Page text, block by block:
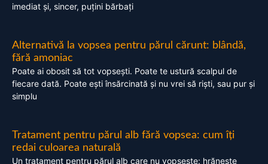
imediat și, sincer, puțini bărbați
Alternativă la vopsea pentru părul cărunt: blândă,
fără amoniac
Poate ai obosit să tot vopsești. Poate te ustură scalpul de
fiecare dată. Poate ești însărcinată și nu vrei să riști, sau pur și
simplu
Tratament pentru părul alb fără vopsea: cum îți
redai culoarea naturală
Un tratament pentru părul alb care nu vopsește: hrănește